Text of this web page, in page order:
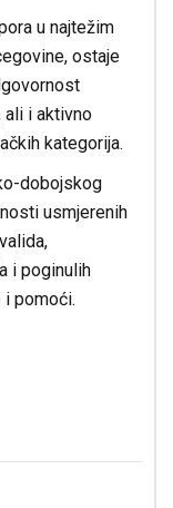
u najtežim
ostaje
ali i aktivno
kategorija.
dobojskog
usmjerenih
i poginulih
pomoći.